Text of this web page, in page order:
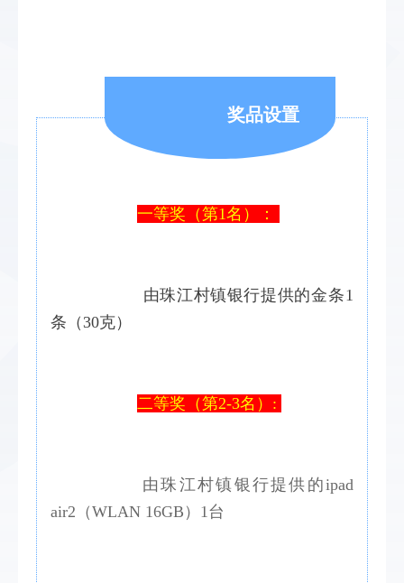
奖品设置
一等奖（第1名）：
由珠江村镇银行提供的金条1
条（30克）
二等奖（第2-3名）:
由珠江村镇银行提供的ipad
air2（WLAN 16GB）1台